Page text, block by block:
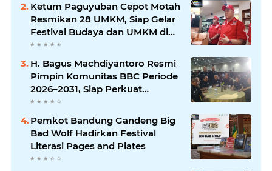
Ketum Paguyuban Cepot Motah
Resmikan 28 UMKM, Siap Gelar
Festival Budaya dan UMKM di
Jalan Braga
H. Bagus Machdiyantoro Resmi
Pimpin Komunitas BBC Periode
2026–2031, Siap Perkuat
Solidaritas dan Hadirkan
Program Nyata untuk
Masyarakat
Pemkot Bandung Gandeng Big
Bad Wolf Hadirkan Festival
Literasi Pages and Plates